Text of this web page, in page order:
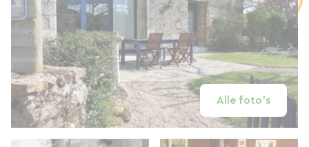
Alle foto's